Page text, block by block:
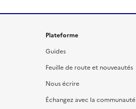
Plateforme
Guides
Feuille de route et nouveautés
Nous écrire
Échangez avec la communauté